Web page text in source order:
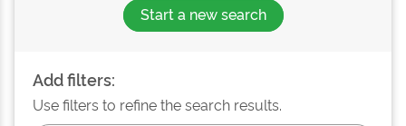
Start a new search
Add filters:
Use filters to refine the search results.